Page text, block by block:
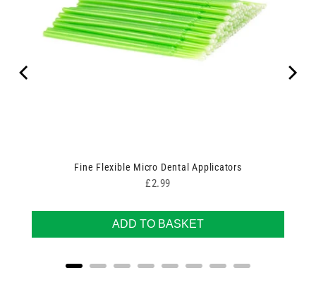
Fine Flexible Micro Dental Applicators
Price
£2.99
ADD TO BASKET